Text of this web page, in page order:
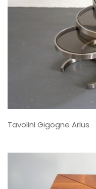
Tavolini Gigogne Arlus